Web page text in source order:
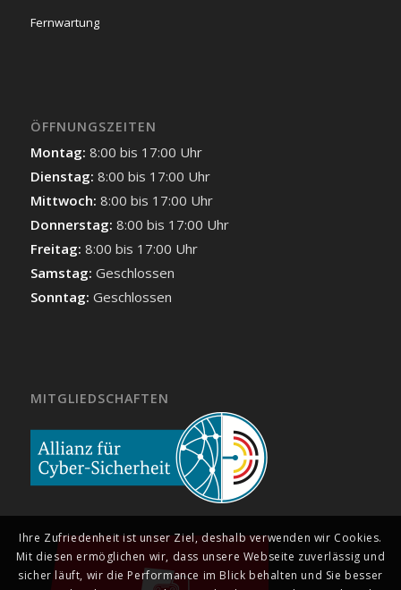
Fernwartung
ÖFFNUNGSZEITEN
Montag: 8:00 bis 17:00 Uhr
Dienstag: 8:00 bis 17:00 Uhr
Mittwoch: 8:00 bis 17:00 Uhr
Donnerstag: 8:00 bis 17:00 Uhr
Freitag: 8:00 bis 17:00 Uhr
Samstag: Geschlossen
Sonntag: Geschlossen
MITGLIEDSCHAFTEN
Ihre Zufriedenheit ist unser Ziel, deshalb verwenden wir Cookies.
Mit diesen ermöglichen wir, dass unsere Webseite zuverlässig und
sicher läuft, wir die Performance im Blick behalten und Sie besser